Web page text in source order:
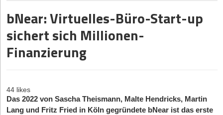
bNear: Virtuelles-Büro-Start-up
sichert sich Millionen-
Finanzierung
44 likes
Das 2022 von Sascha Theismann, Malte Hendricks, Martin
Lang und Fritz Fried in Köln gegründete bNear ist das erste